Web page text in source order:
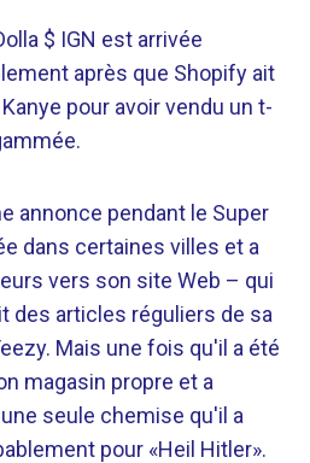
$ IGN est arrivée
après que Shopify ait
pour avoir vendu un t-
annonce pendant le Super
dans certaines villes et a
vers son site Web – qui
des articles réguliers de sa
Mais une fois qu'il a été
magasin propre et a
seule chemise qu'il a
pour «Heil Hitler».